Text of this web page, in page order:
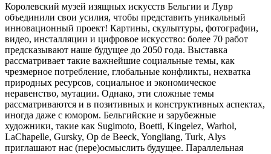
Королевский музей изящных искусств Бельгии и Лувр
объединили свои усилия, чтобы представить уникальный
инновационный проект! Картины, скульптуры, фотографии,
видео, инсталляции и цифровое искусство: более 70 работ
предсказывают наше будущее до 2050 года. Выставка
рассматривает такие важнейшие социальные темы, как
чрезмерное потребление, глобальные конфликты, нехватка
природных ресурсов, социальное и экономическое
неравенство, мутации. Однако, эти сложные темы
рассматриваются и в позитивных и конструктивных аспектах,
иногда даже с юмором. Бельгийские и зарубежные
художники, такие как Sugimoto, Boetti, Kingelez, Warhol,
LaChapelle, Gursky, Op de Beeck, Yongliang, Turk, Alys
приглашают нас (пере)осмыслить будущее. Параллельная